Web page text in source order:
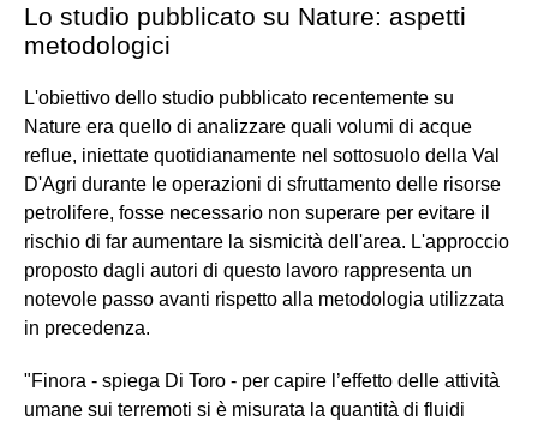
Lo studio pubblicato su Nature: aspetti
metodologici
L'obiettivo dello studio pubblicato recentemente su
Nature era quello di analizzare quali volumi di acque
reflue, iniettate quotidianamente nel sottosuolo della Val
D'Agri durante le operazioni di sfruttamento delle risorse
petrolifere, fosse necessario non superare per evitare il
rischio di far aumentare la sismicità dell'area. L'approccio
proposto dagli autori di questo lavoro rappresenta un
notevole passo avanti rispetto alla metodologia utilizzata
in precedenza.
"Finora - spiega Di Toro - per capire l’effetto delle attività
umane sui terremoti si è misurata la quantità di fluidi